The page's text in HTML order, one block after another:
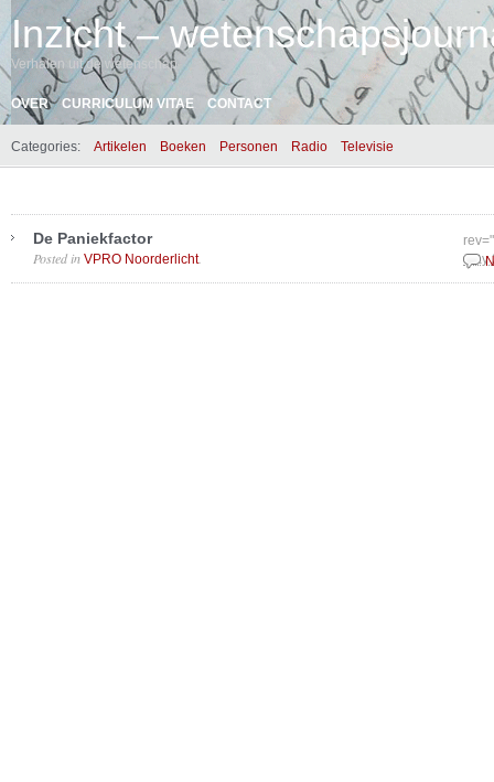
Inzicht –
Verhalen uit de wetenschap
OVER CURRICULUM VITAE CONTACT
Categories: Artikelen Boeken Personen Radio Televisie
De Paniekfactor
May
Posted in VPRO Noorderlicht.